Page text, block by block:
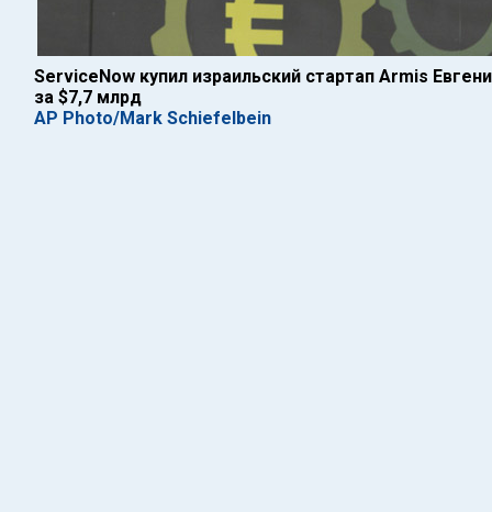
ServiceNow купил израильский стартап Armis
за $7,7 млрд
AP Photo/Mark Schiefelbein